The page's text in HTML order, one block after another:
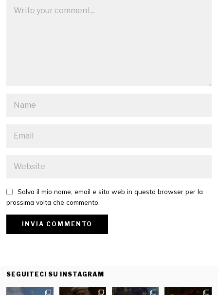
Salva il mio nome, email e sito web in questo browser per la
prossima volta che commento.
SEGUITECI SU INSTAGRAM